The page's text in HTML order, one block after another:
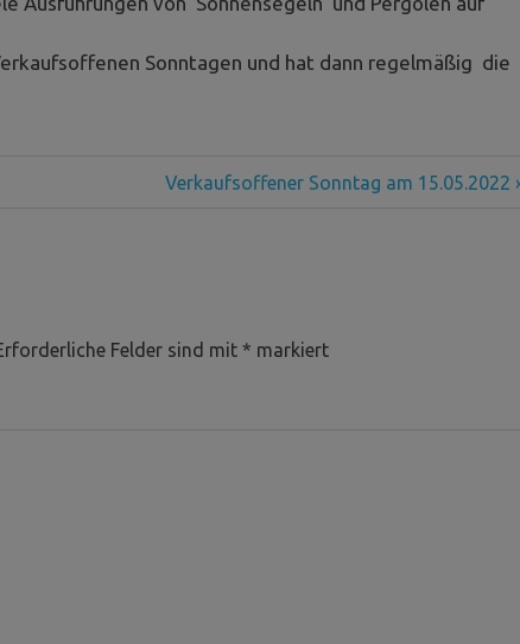
Sonntagen und hat dann regelmäßig die
Nächster
Verkaufsoffener Sonntag am 15.05.2022
Felder sind mit * markiert